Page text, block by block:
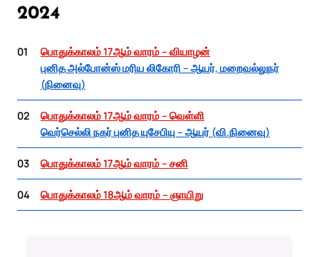
2024
01
பொதுக்காலம் 17ஆம் வாரம் – வியாழன்
புனித அல்போன்ஸ் மரிய லிகோரி – ஆயர், மறைவல்லுநர்
(நினைவு)
02
பொதுக்காலம் 17ஆம் வாரம் – வெள்ளி
வெர்செல்லி நகர் புனித யுசேபியு – ஆயர் (வி.நினைவு)
03 பொதுக்காலம் 17ஆம் வாரம் – சனி
04 பொதுக்காலம் 18ஆம் வாரம் – ஞாயிறு